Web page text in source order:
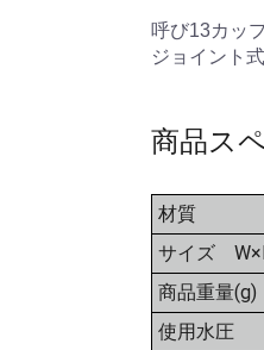
呼び13カッ
ジョイント
商品ス
材質
サイズ
商品重量(g)
使用水圧